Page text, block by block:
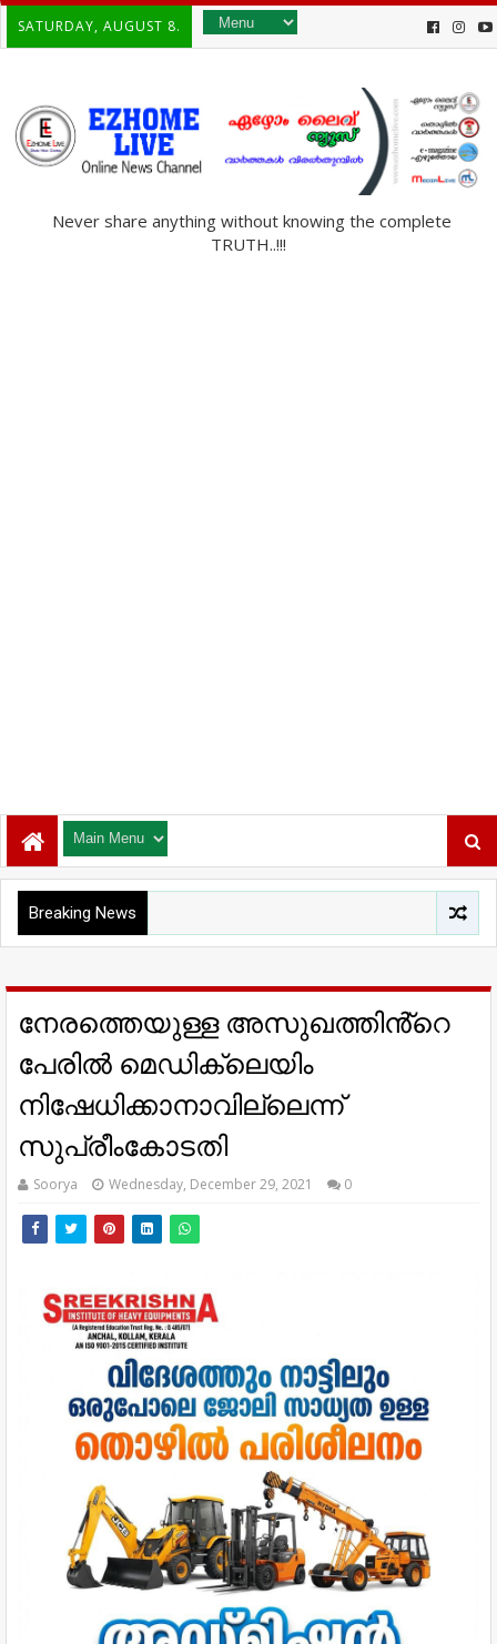
SATURDAY, AUGUST 8.
Never share anything without knowing the complete
TRUTH..!!!
Breaking News
നേരത്തെയുള്ള അസുഖത്തിൻ്റെ
പേരിൽ മെഡിക്ലെയിം
നിഷേധിക്കാനാവില്ലെന്ന്
സുപ്രീംകോടതി
Soorya Wednesday, December 29, 2021 0